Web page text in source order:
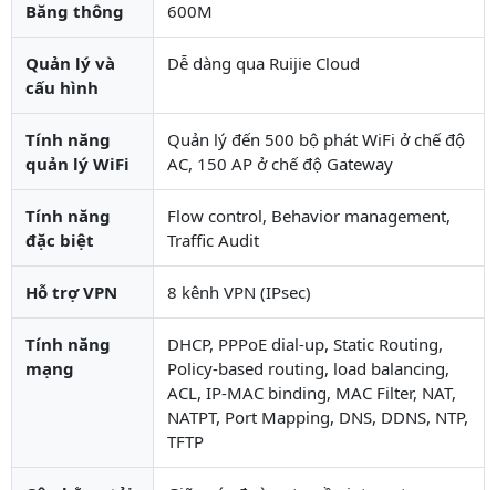
Băng thông 600M
Quản lý và
cấu hình
Dễ dàng qua Ruijie Cloud
Tính năng
quản lý WiFi
Quản lý đến 500 bộ phát WiFi ở chế độ
AC, 150 AP ở chế độ Gateway
Tính năng
đặc biệt
Flow control, Behavior management,
Traffic Audit
Hỗ trợ VPN 8 kênh VPN (IPsec)
Tính năng
mạng
DHCP, PPPoE dial-up, Static Routing,
Policy-based routing, load balancing,
ACL, IP-MAC binding, MAC Filter, NAT,
NATPT, Port Mapping, DNS, DDNS, NTP,
TFTP